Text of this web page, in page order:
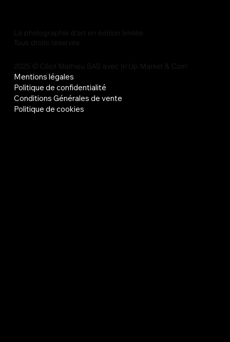
Mentions légales
Politique de confidentialité
Conditions Générales de vente
Politique de cookies
La photographie d'art en édition limitée.
Tous droits réservés
2025 © Cécil Mathieu SAS avec In'Up Market & Com'